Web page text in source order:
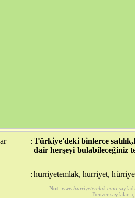
: Türkiye'deki binlerce
dair herşeyi bulabileceğiniz
: hurriyetemlak, hurriyet,
Not: www.hurriyetemlak.com
Benzer sayfalar